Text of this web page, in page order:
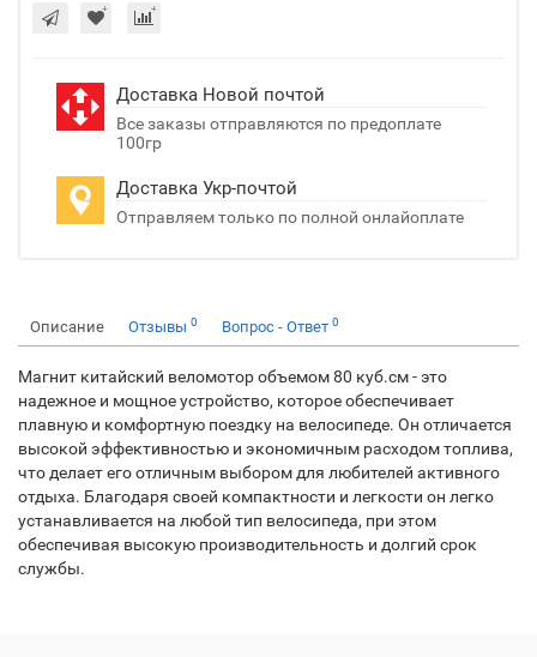
Доставка Новой почтой
Все заказы отправляются по предоплате
100гр
Доставка Укр-почтой
Отправляем только по полной онлайоплате
Описание Отзывы 0 Вопрос - Ответ 0
Магнит китайский веломотор объемом 80 куб.см - это
надежное и мощное устройство, которое обеспечивает
плавную и комфортную поездку на велосипеде. Он отличается
высокой эффективностью и экономичным расходом топлива,
что делает его отличным выбором для любителей активного
отдыха. Благодаря своей компактности и легкости он легко
устанавливается на любой тип велосипеда, при этом
обеспечивая высокую производительность и долгий срок
службы.